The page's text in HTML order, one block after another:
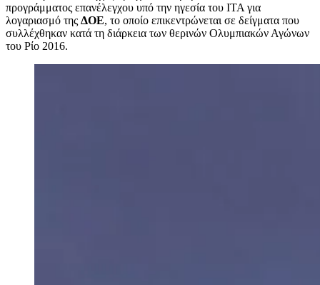
προγράμματος επανέλεγχου υπό την ηγεσία του ITA για
λογαριασμό της ΔΟΕ, το οποίο επικεντρώνεται σε δείγματα που
συλλέχθηκαν κατά τη διάρκεια των θερινών Ολυμπιακών Αγώνων
του Ρίο 2016.